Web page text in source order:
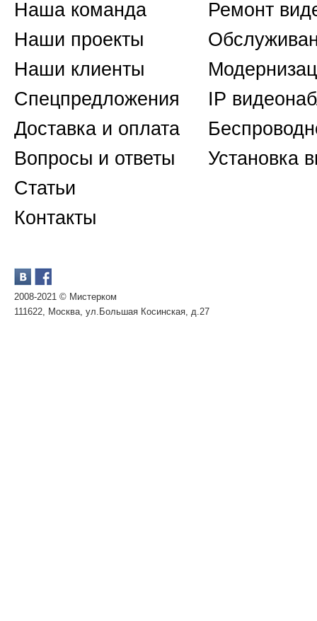
Наша команда
Наши проекты
Наши клиенты
Спецпредложения
Доставка и оплата
Вопросы и ответы
Статьи
Контакты
2008-2021 © Мистерком
111622, Москва, ул.Большая Косинская, д.27
Ремонт
IP
Установка